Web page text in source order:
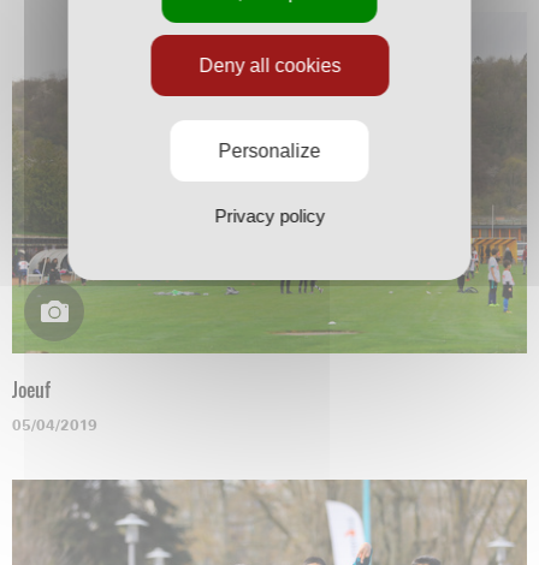
Joeuf
05/04/2019
Deny all cookies
Personalize
Privacy policy